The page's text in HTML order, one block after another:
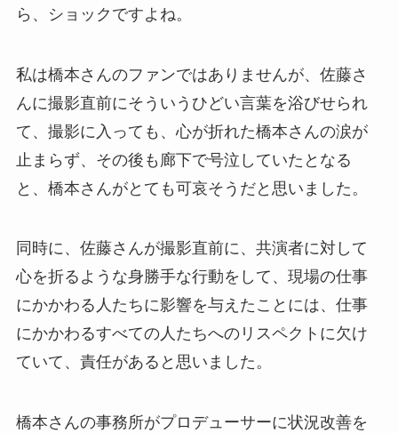
ら、ショックですよね。
私は橋本さんのファンではありませんが、佐藤さ
んに撮影直前にそういうひどい言葉を浴びせられ
て、撮影に入っても、心が折れた橋本さんの涙が
止まらず、その後も廊下で号泣していたとなる
と、橋本さんがとても可哀そうだと思いました。
同時に、佐藤さんが撮影直前に、共演者に対して
心を折るような身勝手な行動をして、現場の仕事
にかかわる人たちに影響を与えたことには、仕事
にかかわるすべての人たちへのリスペクトに欠け
ていて、責任があると思いました。
橋本さんの事務所がプロデューサーに状況改善を